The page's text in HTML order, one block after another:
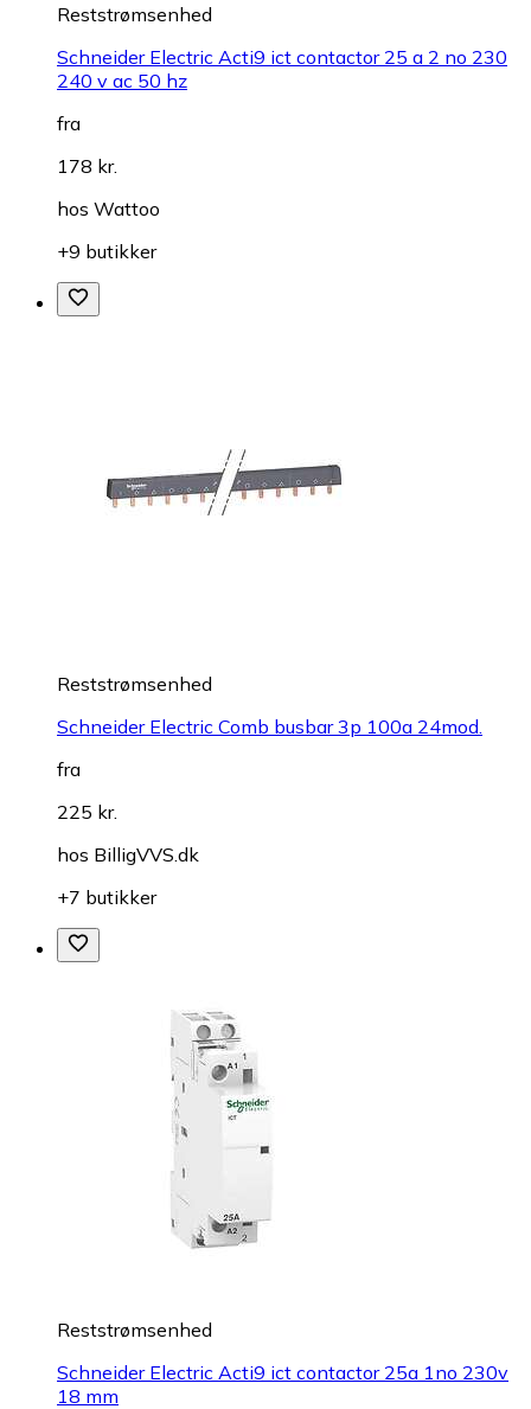
Reststrømsenhed
Schneider Electric Acti9 ict contactor 25 a 2 no 230
240 v ac 50 hz
fra
178 kr.
hos Wattoo
+9 butikker
Reststrømsenhed
Schneider Electric Comb busbar 3p 100a 24mod.
fra
225 kr.
hos BilligVVS.dk
+7 butikker
Reststrømsenhed
Schneider Electric Acti9 ict contactor 25a 1no 230v
18 mm